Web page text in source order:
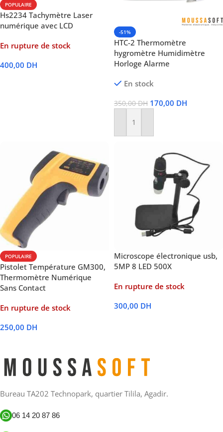
POPULAIRE
Hs2234 Tachymètre Laser
numérique avec LCD
En rupture de stock
400,00 DH
-51%
HTC-2 Thermomètre
hygromètre Humidimètre
Horloge Alarme
En stock
350,00DH 170,00 DH
Ajouter Au Panier
POPULAIRE
Pistolet Température GM300,
Thermomètre Numérique
Sans Contact
En rupture de stock
250,00 DH
Microscope électronique usb,
5MP 8 LED 500X
En rupture de stock
300,00 DH
Bureau TA202 Technopark, quartier Tilila, Agadir.
06 14 20 87 86